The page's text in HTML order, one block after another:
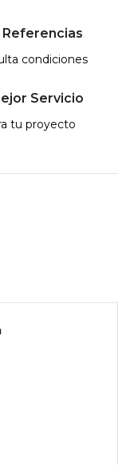
Referencias
condiciones
Servicio
tu proyecto